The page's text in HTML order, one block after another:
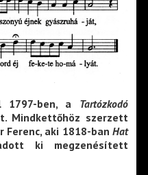
ben, a Tartózkodó
Mindkettőhöz szerzett
aki 1818-ban Hat
ki megzenésített